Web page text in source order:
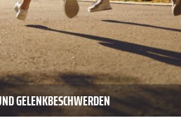
GELENKBESCHWERDEN